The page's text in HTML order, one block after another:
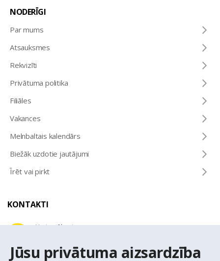
Jūsu privātuma aizsardzība
NODERĪGI
Par mums
Atsauksmes
Rekvizīti
Privātuma politika
Filiāles
Vakances
Melnbaltais kalendārs
Biežāk uzdotie jautājumi
Īrēt vai pirkt
KONTAKTI
Uzziņu tālrunis